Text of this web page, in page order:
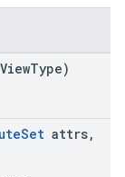
attrs,